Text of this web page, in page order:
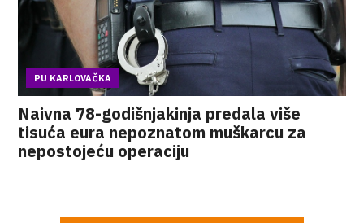
PU KARLOVAČKA
Naivna 78-godišnjakinja predala više
tisuća eura nepoznatom muškarcu za
nepostojeću operaciju